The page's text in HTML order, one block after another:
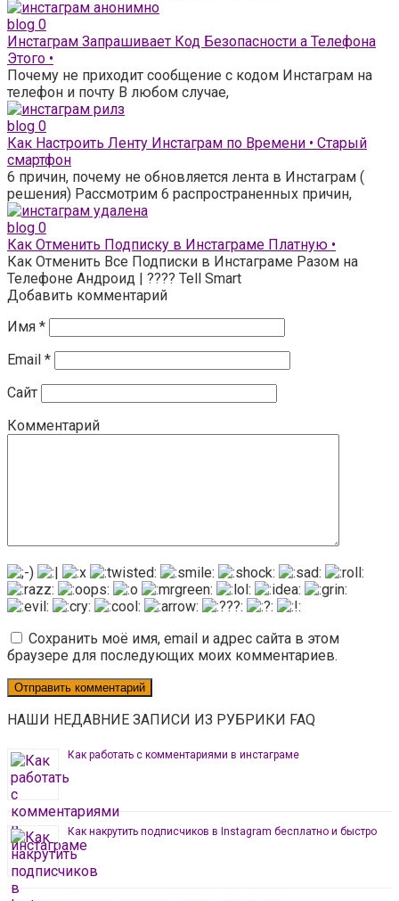
blog 0
Инстаграм Запрашивает Код Безопасности а Телефона
Этого •
Почему не приходит сообщение с кодом Инстаграм на
телефон и почту В любом случае,
blog 0
Как Настроить Ленту Инстаграм по Времени • Старый
смартфон
6 причин, почему не обновляется лента в Инстаграм (
решения) Рассмотрим 6 распространенных причин,
blog 0
Как Отменить Подписку в Инстаграме Платную •
Как Отменить Все Подписки в Инстаграме Разом на
Телефоне Андроид | ???? Tell Smart
Добавить комментарий
Имя *
Email *
Сайт
Комментарий
Сохранить моё имя, email и адрес сайта в этом
браузере для последующих моих комментариев.
НАШИ НЕДАВНИЕ ЗАПИСИ ИЗ РУБРИКИ FAQ
Как работать с комментариями в инстаграме
Как накрутить подписчиков в Instagram бесплатно и быстро